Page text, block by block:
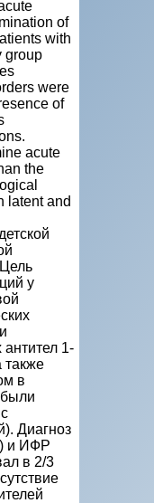
of
with
group
were
of
acute
the
latent and
у
антител 1-
также
в
Диагноз
и ИФР
в 2/3